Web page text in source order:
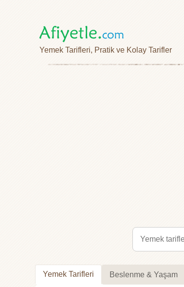
Yemek Tarifleri, Pratik ve Kolay Tarifler
Yemek Tarifleri Beslenme & Yaşam